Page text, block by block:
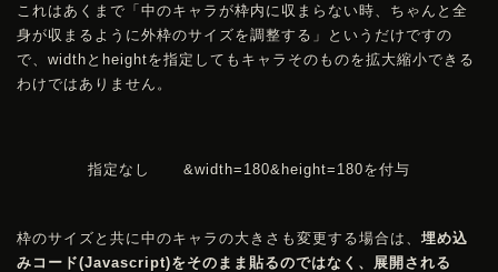
これはあくまで「中のキャラが枠内に収まらない時、ちゃんと全
身が収まるように外枠のサイズを調整する」というだけですの
で、widthとheightを指定してもキャラそのものを拡大縮小できる
わけではありません。
指定なし &width=180&height=180を付与
枠のサイズと共に中のキャラの大きさも変更する場合は、埋め込
みコード(Javascript)をそのまま貼るのではなく、展開される